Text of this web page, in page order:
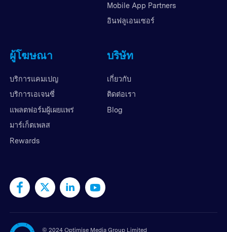
Mobile App Partners
อินฟลูเอนเซอร์
ผู้โฆษณา
บริการแคมเปญ
บริการเอเจนซี่
แพลตฟอร์มผู้เผยแพร่
มาร์เก็ตเพลส
Rewards
บริษัท
เกี่ยวกับ
ติดต่อเรา
Blog
© 2024 Optimise Media Group Limited